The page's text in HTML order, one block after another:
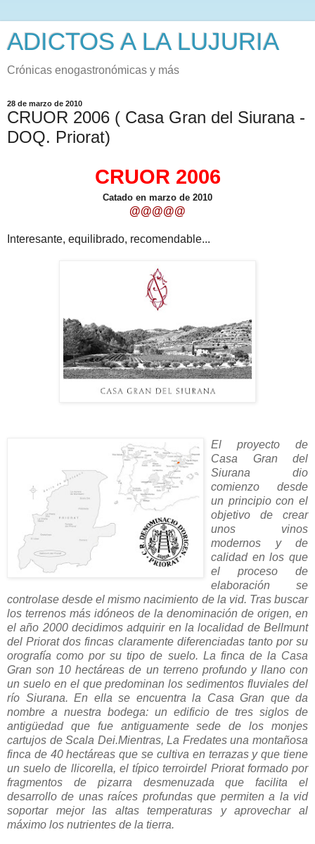
ADICTOS A LA LUJURIA
Crónicas enogastronómicas y más
28 de marzo de 2010
CRUOR 2006 ( Casa Gran del Siurana -
DOQ. Priorat)
CRUOR 2006
Catado en marzo de 2010
@@@@@
Interesante, equilibrado, recomendable...
El proyecto de
Casa Gran del
Siurana dio
comienzo desde
un principio con el
objetivo de crear
unos vinos
modernos y de
calidad en los que
el proceso de
elaboración se
controlase desde el mismo nacimiento de la vid. Tras buscar
los terrenos más idóneos de la denominación de origen, en
el año 2000 decidimos adquirir en la localidad de Bellmunt
del Priorat dos fincas claramente diferenciadas tanto por su
orografía como por su tipo de suelo. La finca de la Casa
Gran son 10 hectáreas de un terreno profundo y llano con
un suelo en el que predominan los sedimentos fluviales del
río Siurana. En ella se encuentra la Casa Gran que da
nombre a nuestra bodega: un edificio de tres siglos de
antigüedad que fue antiguamente sede de los monjes
cartujos de Scala Dei.Mientras, La Fredates una montañosa
finca de 40 hectáreas que se cultiva en terrazas y que tiene
un suelo de llicorella, el típico terroirdel Priorat formado por
fragmentos de pizarra desmenuzada que facilita el
desarrollo de unas raíces profundas que permiten a la vid
soportar mejor las altas temperaturas y aprovechar al
máximo los nutrientes de la tierra.